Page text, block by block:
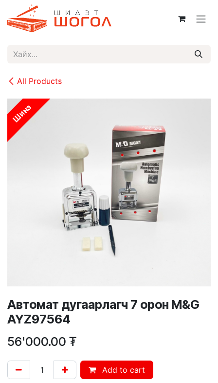
Skip to Content
All Products
Шинэ
Автомат дугаарлагч 7 орон M&G
AYZ97564
56'000.00 ₮
Add to cart